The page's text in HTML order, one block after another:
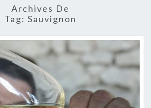
Archives De
Tag: Sauvignon